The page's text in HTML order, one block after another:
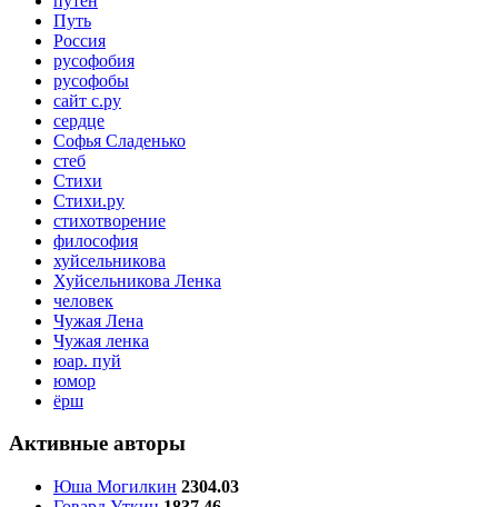
Путь
Россия
русофобия
русофобы
сайт с.ру
сердце
Софья Сладенько
стеб
Стихи
Стихи.ру
стихотворение
философия
хуйсельникова
Хуйсельникова Ленка
человек
Чужая Лена
Чужая ленка
юар. пуй
юмор
ёрш
Активные авторы
Юша Могилкин 2304.03